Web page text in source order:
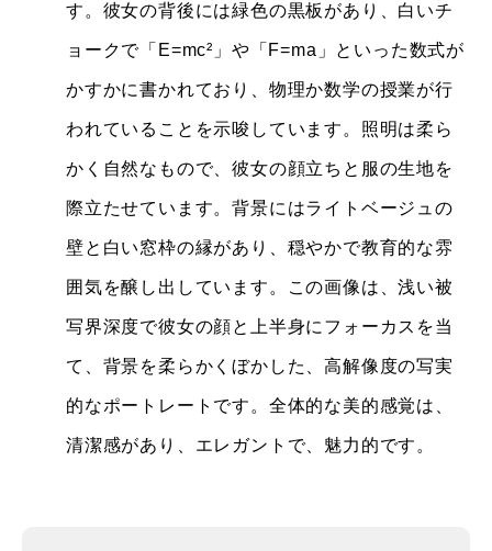
す。彼女の背後には緑色の黒板があり、白いチ
ョークで「E=mc²」や「F=ma」といった数式が
かすかに書かれており、物理か数学の授業が行
われていることを示唆しています。照明は柔ら
かく自然なもので、彼女の顔立ちと服の生地を
際立たせています。背景にはライトベージュの
壁と白い窓枠の縁があり、穏やかで教育的な雰
囲気を醸し出しています。この画像は、浅い被
写界深度で彼女の顔と上半身にフォーカスを当
て、背景を柔らかくぼかした、高解像度の写実
的なポートレートです。全体的な美的感覚は、
清潔感があり、エレガントで、魅力的です。